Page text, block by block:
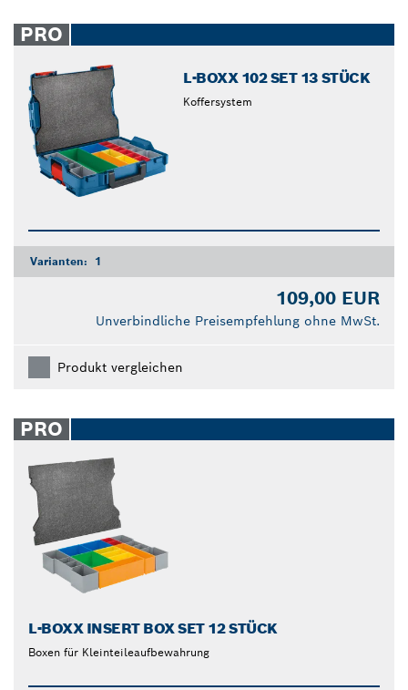
PRO
L-BOXX 102 SET 13 STÜCK
Koffersystem
Varianten: 1
109,00 EUR
Unverbindliche Preisempfehlung ohne MwSt.
Produkt vergleichen
PRO
L-BOXX INSERT BOX SET 12 STÜCK
Boxen für Kleinteileaufbewahrung